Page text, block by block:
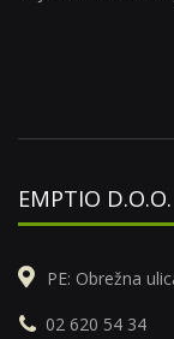
EMPTIO D.O.O.
PE: Obrežna
02 620 54 34